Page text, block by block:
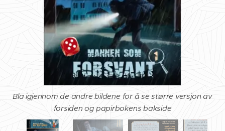
Bla igjennom de andre bildene for å se større versjon av
forsiden og papirbokens bakside